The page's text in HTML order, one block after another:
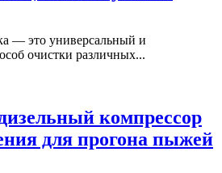
— это универсальный и
очистки различных...
компрессор
для прогона пыжей